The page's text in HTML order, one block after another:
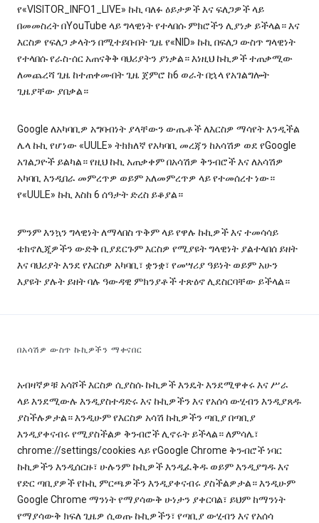
የ«VISITOR_INFO1_LIVE» ኩኪ ባለፉ ዕይታዎች እና ፍለጋዎች ላይ
በመመስረት በYouTube ላይ ግላዊነት የተላበሱ ምክሮችን ሊያነቃ ይችላል። እና
እርስዎ የፍለጋ ቃላትን በሚተይቡበት ጊዜ የ«NID» ኩኪ በፍለጋ ውስጥ ግላዊነት
የተላበሱ የራስ-ሰር አጠናቅቅ ባህሪያትን ያነቃል። እነዚህ ኩኪዎች ተጠቃሚው
ለመጨረሻ ጊዜ ከተጠቀሙበት ጊዜ ጀምሮ ከ6 ወራት በኋላ የአገልግሎት
ጊዜያቸው ያበቃል።
Google ለአካባቢዎ አግባብነት ያላቸውን ውጤቶች ለእርስዎ ማሳየት እንዲችል
ሌላ ኩኪ የሆነው «UULE» ትክክለኛ የአካባቢ መረጃን ከአሳሽዎ ወደ የGoogle
አገልጋዮች ይልካል። የዚህ ኩኪ አጠቃቀም በአሳሽዎ ቅንብሮች እና ለአሳሽዎ
አካባቢ እንዲበራ መምረጥዎ ወይም አለመምረጥዎ ላይ የተመሰረተ ነው።
የ«UULE» ኩኪ እስከ 6 ሰዓታት ድረስ ይቆያል።
ምንም እንኳን ግላዊነት ለማላበስ ጥቅም ላይ የዋሉ ኩኪዎች እና ተመሳሳይ
ቴክኖሊጂዎችን ውድቅ ቢያደርጉም እርስዎ የሚያዩት ግላዊነት ያልተላበሰ ይዘት
እና ባህሪያት እንደ የእርስዎ አካባቢ፣ ቋንቋ፣ የመሣሪያ ዓይነት ወይም አሁን
እያዩት ያሉት ይዘት ባሉ ዓውዳዊ ምክንያቶች ተጽዕኖ ሊደስርባቸው ይችላል።
በአሳሽዎ ውስጥ ኩኪዎችን ማቀናበር
አብዛኛዎቹ አሳሾች እርስዎ ሲያስሱ ኩኪዎች እንዴት እንደሚዋቀሩ እና ሥራ
ላይ እንደሚውሉ እንዲያስተዳድሩ እና ኩኪዎችን እና የአሰሳ ውሂብን እንዲያጸዱ
ያስችሉዎታል። እንዲሁም የእርስዎ አሳሽ ኩኪዎችን ጣቢያ በጣቢያ
እንዲያቀናብሩ የሚያስችልዎ ቅንብሮች ሊኖሩት ይችላል። ለምሳሌ፣
chrome://settings/cookies ላይ የGoogle Chrome ቅንብሮች ነባር
ኩኪዎችን እንዲሰርዙ፣ ሁሉንም ኩኪዎች እንዲፈቅዱ ወይም እንዲያግዱ እና
የድር ጣቢያዎች የኩኪ ምርጫዎችን እንዲያቀናብሩ ያስችልዎታል። እንዲሁም
Google Chrome ማንነት የማያሳውቅ ሁነታን ያቀርባል፣ ይህም ከማንነት
የማያሳውቅ ክፍለ ጊዜዎ ሲወጡ ኩኪዎችን፣ የጣቢያ ውሂብን እና የአሰሳ